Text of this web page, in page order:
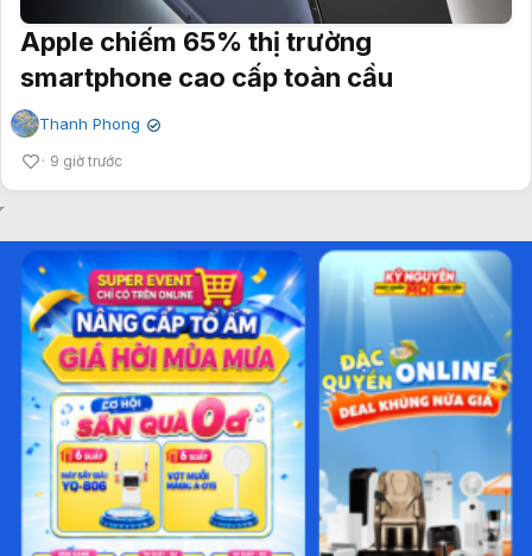
Apple chiếm 65% thị trường
smartphone cao cấp toàn cầu
Thanh Phong ✔
9 giờ trước